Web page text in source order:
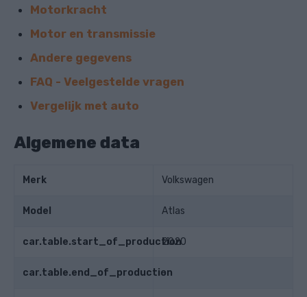
Motorkracht
Motor en transmissie
Andere gegevens
FAQ - Veelgestelde vragen
Vergelijk met auto
Algemene data
Merk Volkswagen
Model Atlas
car.table.start_of_production
2020
car.table.end_of_production
-